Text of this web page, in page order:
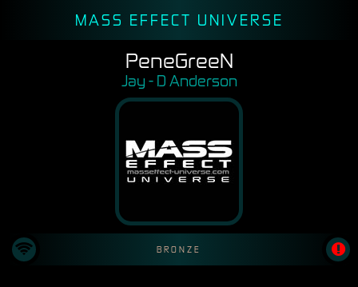
MASS EFFECT UNIVERSE
PeneGreeN
Jay - D Anderson
BRONZE